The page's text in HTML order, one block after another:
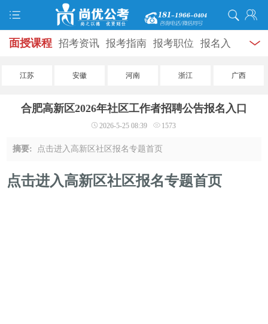
面授课程 招考资讯 报考指南 报考职位 报名入
打准考证 成绩查询 面试公告 录用公示 辅导
学员风采 名师团队
服务信息
江苏 安徽 河南 浙江 广西
合肥高新区2026年社区工作者招聘公告报名入口
2026-5-25 08:39 1573
摘要: 点击进入高新区社区报名专题首页
点击进入高新区社区报名专题首页